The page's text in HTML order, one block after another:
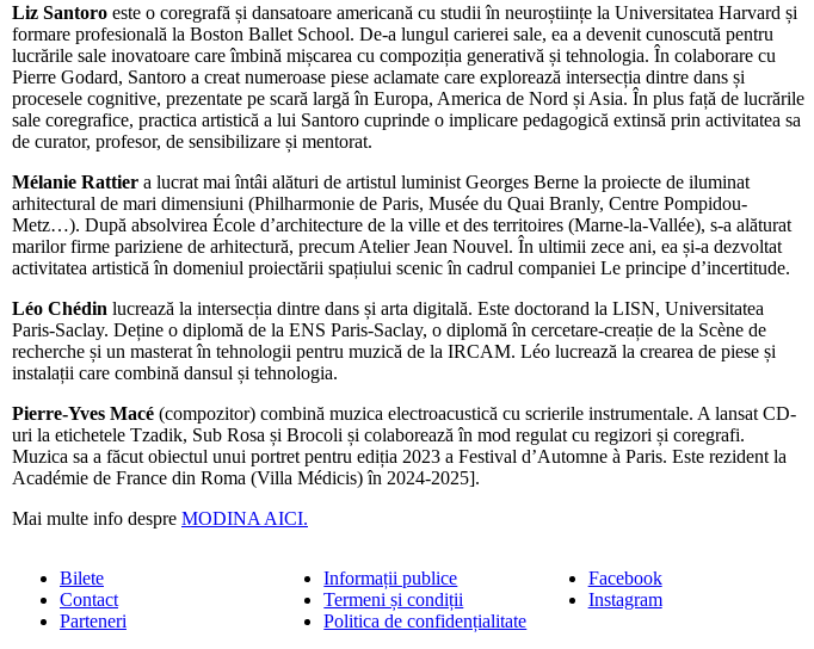
Liz Santoro este o coregrafă și dansatoare americană cu studii în neuroștiințe la Universitatea Harvard și
formare profesională la Boston Ballet School. De-a lungul carierei sale, ea a devenit cunoscută pentru
lucrările sale inovatoare care îmbină mișcarea cu compoziția generativă și tehnologia. În colaborare cu
Pierre Godard, Santoro a creat numeroase piese aclamate care explorează intersecția dintre dans și
procesele cognitive, prezentate pe scară largă în Europa, America de Nord și Asia. În plus față de lucrările
sale coregrafice, practica artistică a lui Santoro cuprinde o implicare pedagogică extinsă prin activitatea sa
de curator, profesor, de sensibilizare și mentorat.
Mélanie Rattier a lucrat mai întâi alături de artistul luminist Georges Berne la proiecte de iluminat
arhitectural de mari dimensiuni (Philharmonie de Paris, Musée du Quai Branly, Centre Pompidou-
Metz…). După absolvirea École d’architecture de la ville et des territoires (Marne-la-Vallée), s-a alăturat
marilor firme pariziene de arhitectură, precum Atelier Jean Nouvel. În ultimii zece ani, ea și-a dezvoltat
activitatea artistică în domeniul proiectării spațiului scenic în cadrul companiei Le principe d’incertitude.
Léo Chédin lucrează la intersecția dintre dans și arta digitală. Este doctorand la LISN, Universitatea
Paris-Saclay. Deține o diplomă de la ENS Paris-Saclay, o diplomă în cercetare-creație de la Scène de
recherche și un masterat în tehnologii pentru muzică de la IRCAM. Léo lucrează la crearea de piese și
instalații care combină dansul și tehnologia.
Pierre-Yves Macé (compozitor) combină muzica electroacustică cu scrierile instrumentale. A lansat CD-
uri la etichetele Tzadik, Sub Rosa și Brocoli și colaborează în mod regulat cu regizori și coregrafi.
Muzica sa a făcut obiectul unui portret pentru ediția 2023 a Festival d’Automne à Paris. Este rezident la
Académie de France din Roma (Villa Médicis) în 2024-2025].
Mai multe info despre MODINA AICI.
Bilete
Contact
Parteneri
Informații publice
Termeni și condiții
Politica de confidențialitate
Facebook
Instagram